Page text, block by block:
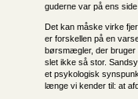
guderne var på ens
Det kan måske virke
er forskellen på en
børsmægler, der bruger
slet ikke så stor.
et psykologisk
længe vi kender til: at